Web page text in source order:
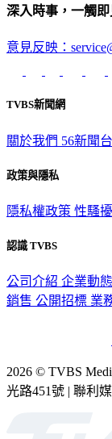
深入時事，一觸即
意見反映：
TVBS新聞網
關於我們 56新聞
政策與隱私
隱私權政策 性騷
認識 TVBS
公司介紹 企業動態
銷售 公開招標 業
2026 © TVBS
光路451號 | 聯利